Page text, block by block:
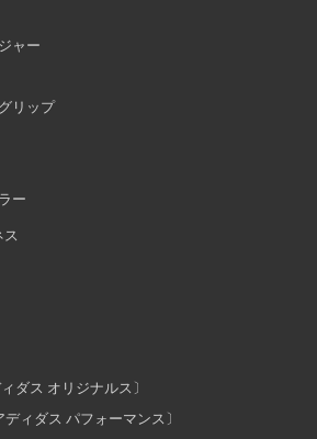
ャー
リップ
ー
ス
ダス オリジナルス〕
ディダス パフォーマンス〕